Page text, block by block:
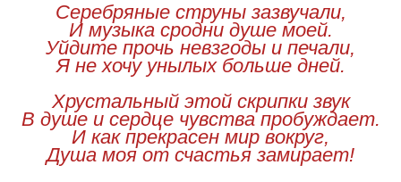
Серебряные струны зазвучали,
И музыка сродни душе моей.
Уйдите прочь невзгоды и печали,
Я не хочу унылых больше дней.
Хрустальный этой скрипки звук
В душе и сердце чувства пробуждает.
И как прекрасен мир вокруг,
Душа моя от счастья замирает!